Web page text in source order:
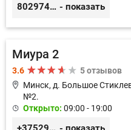
80297417788 - показать
Миура 2
3.6
5 отзывов
Минск, д. Большое
№2.
Открыто: 09:00 - 19:00